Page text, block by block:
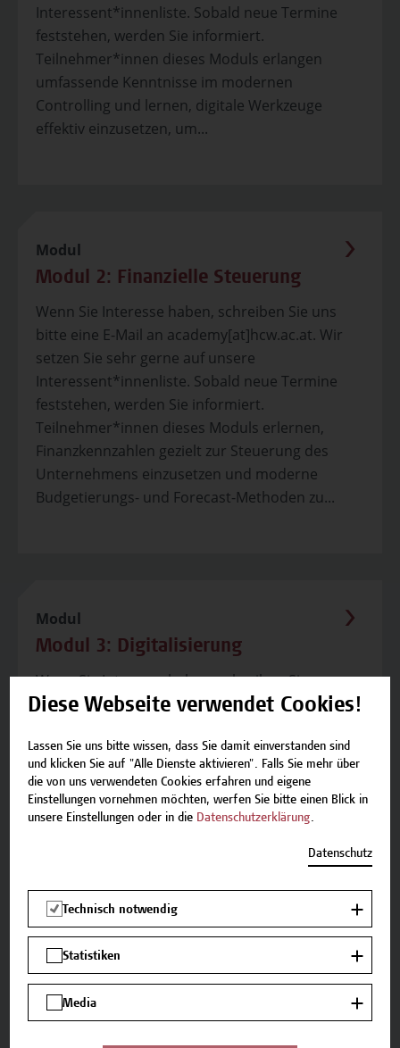
Interessent*innenliste. Sobald neue Termine
feststehen, werden Sie informiert.
Teilnehmer*innen dieses Moduls erlangen
umfassende Kenntnisse im modernen
Controlling und lernen, digitale Werkzeuge
effektiv einzusetzen, um...
Modul
Modul 2: Finanzielle Steuerung
Wenn Sie Interesse haben, schreiben Sie uns
bitte eine E-Mail an academy[at]hcw.ac.at. Wir
setzen Sie sehr gerne auf unsere
Interessent*innenliste. Sobald neue Termine
feststehen, werden Sie informiert.
Teilnehmer*innen dieses Moduls erlernen,
Finanzkennzahlen gezielt zur Steuerung des
Unternehmens einzusetzen und moderne
Budgetierungs- und Forecast-Methoden zu...
Modul
Modul 3: Digitalisierung
Wenn Sie Interesse haben, schreiben Sie uns
bitte eine E-Mail an academy[at]hcw.ac.at. Wir
Interessent*innenliste. Sobald neue Termine
feststehen, werden Sie informiert.
Teilnehmer*innen dieses Moduls erwerben
umfassende Kenntnisse im Umgang mit
digitalen Prozessen und Datenschutz, wodurch
Modul
Modul 4: Strategische Steuerung
Diese Webseite verwendet Cookies!
Lassen Sie uns bitte wissen, dass Sie damit einverstanden sind
und klicken Sie auf "Alle Dienste aktivieren". Falls Sie mehr über
die von uns verwendeten Cookies erfahren und eigene
Einstellungen vornehmen möchten, werfen Sie bitte einen Blick in
unsere Einstellungen oder in die Datenschutzerklärung.
Datenschutz
Technisch notwendig
Statistiken
Media